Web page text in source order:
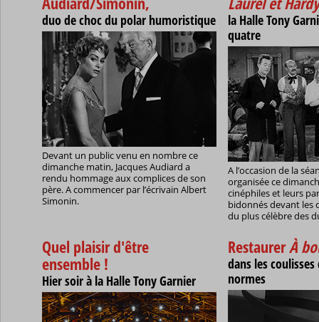
duo de choc du polar humoristique
Devant un public venu en nombre ce
dimanche matin, Jacques Audiard a
rendu hommage aux complices de son
père. A commencer par l’écrivain Albert
Simonin.
la Halle Tony
quatre
A l’occasion de la
organisée ce
cinéphiles et leurs
bidonnés devant les
du plus célèbre des
Quel plaisir d'être
ensemble !
Hier soir à la Halle Tony Garnier
RestaurerÀ
dans les
normes